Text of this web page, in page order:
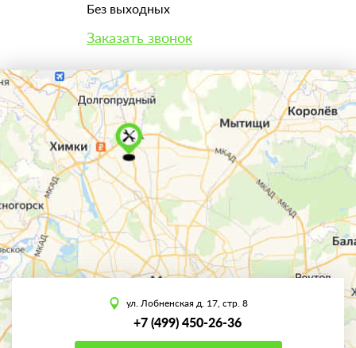
Без выходных
Заказать звонок
ул. Лобненская д. 17, стр. 8
+7 (499) 450-26-36